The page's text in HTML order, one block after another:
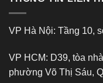
VP Hà Nội: Tầng 10,
VP HCM: D39, tòa
phường Võ Thị Sáu,